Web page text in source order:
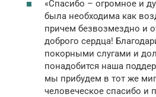
«Спасибо – огромное и
была необходима как
причем безвозмездно и
доброго сердца!
покорными слугами и
понадобится наша
мы прибудем в тот же
человеческое спасибо и